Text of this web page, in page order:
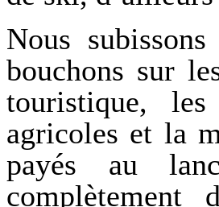
Nous
bouchons sur
touristique,
agricoles et la
payés au
complètement